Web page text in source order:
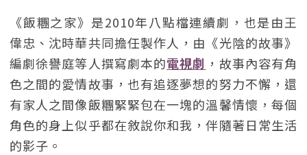
《飯糰之家》是2010年八點檔連續劇，也是由王
偉忠、沈時華共同擔任製作人，由《光陰的故事》
編劇徐譽庭等人撰寫劇本的電視劇 ，故事內容有角
色之間的愛情故事，也有追逐夢想的努力不懈，還
有家人之間像飯糰緊緊包在一塊的溫馨情懷，每個
角色的身上似乎都在敘說你和我，伴隨著日常生活
的影子。